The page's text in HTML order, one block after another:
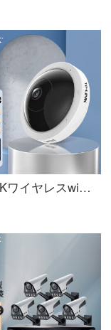
TP-LINKワイヤレスwifi360°パノラマ500万HD監視室内鱼眼防犯カメラスマホリモートで室内家用店面看家宝